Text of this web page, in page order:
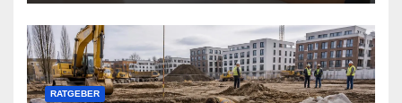
RATGEBER